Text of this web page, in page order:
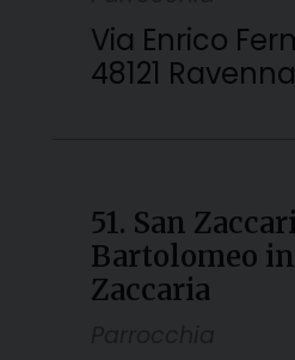
Via Enrico
48121
51. San
Bartolomeo
Zaccaria